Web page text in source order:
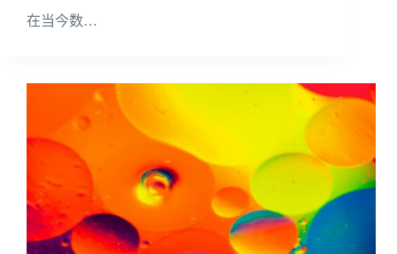
在当今数…